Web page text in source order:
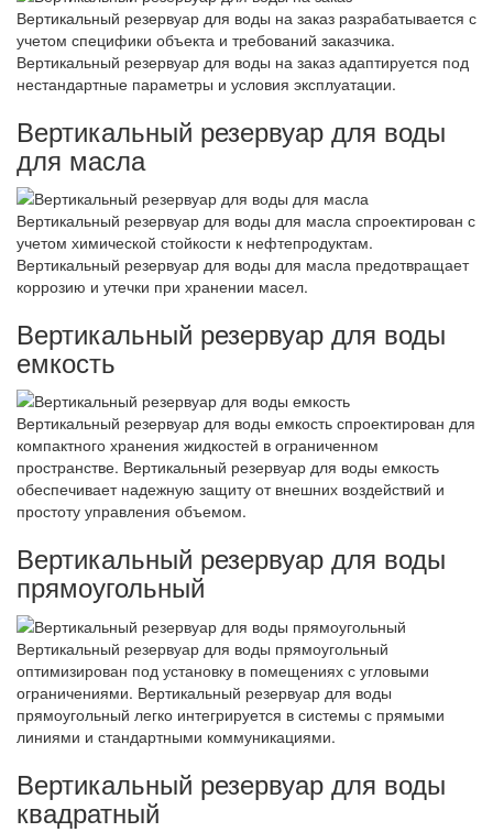
Вертикальный резервуар для воды на заказ разрабатывается с
учетом специфики объекта и требований заказчика.
Вертикальный резервуар для воды на заказ адаптируется под
нестандартные параметры и условия эксплуатации.
Вертикальный резервуар для воды
для масла
Вертикальный резервуар для воды для масла спроектирован с
учетом химической стойкости к нефтепродуктам.
Вертикальный резервуар для воды для масла предотвращает
коррозию и утечки при хранении масел.
Вертикальный резервуар для воды
емкость
Вертикальный резервуар для воды емкость спроектирован для
компактного хранения жидкостей в ограниченном
пространстве. Вертикальный резервуар для воды емкость
обеспечивает надежную защиту от внешних воздействий и
простоту управления объемом.
Вертикальный резервуар для воды
прямоугольный
Вертикальный резервуар для воды прямоугольный
оптимизирован под установку в помещениях с угловыми
ограничениями. Вертикальный резервуар для воды
прямоугольный легко интегрируется в системы с прямыми
линиями и стандартными коммуникациями.
Вертикальный резервуар для воды
квадратный